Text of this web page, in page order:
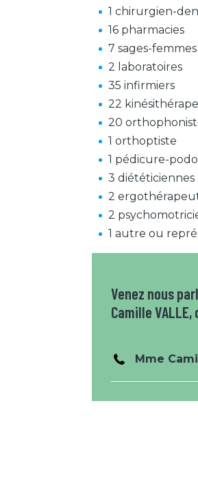
1 chirurgien-
16 pharmacies
7 sages-femmes
2 laboratoires
35 infirmiers
22
20
1 orthoptiste
1 pédicure-
3 diététiciennes
2
2
1 autre ou
Venez nous
Camille
Mme